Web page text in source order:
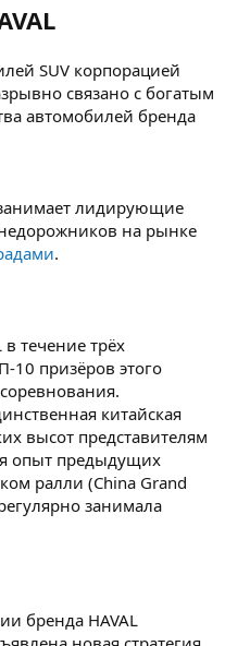
SUV корпорацией
связано с богатым
автомобилей бренда
лидирующие
на рынке
.
течение трёх
10 призёров этого
китайская
высот представителям
опыт предыдущих
ралли (China Grand
занимала
бренда HAVAL